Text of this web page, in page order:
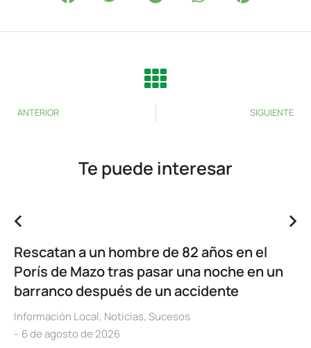
ANTERIOR SIGUIENTE
Te puede interesar
Rescatan a un hombre de 82 años en el
Porís de Mazo tras pasar una noche en un
barranco después de un accidente
Información Local, Noticias, Sucesos
6 de agosto de 2026